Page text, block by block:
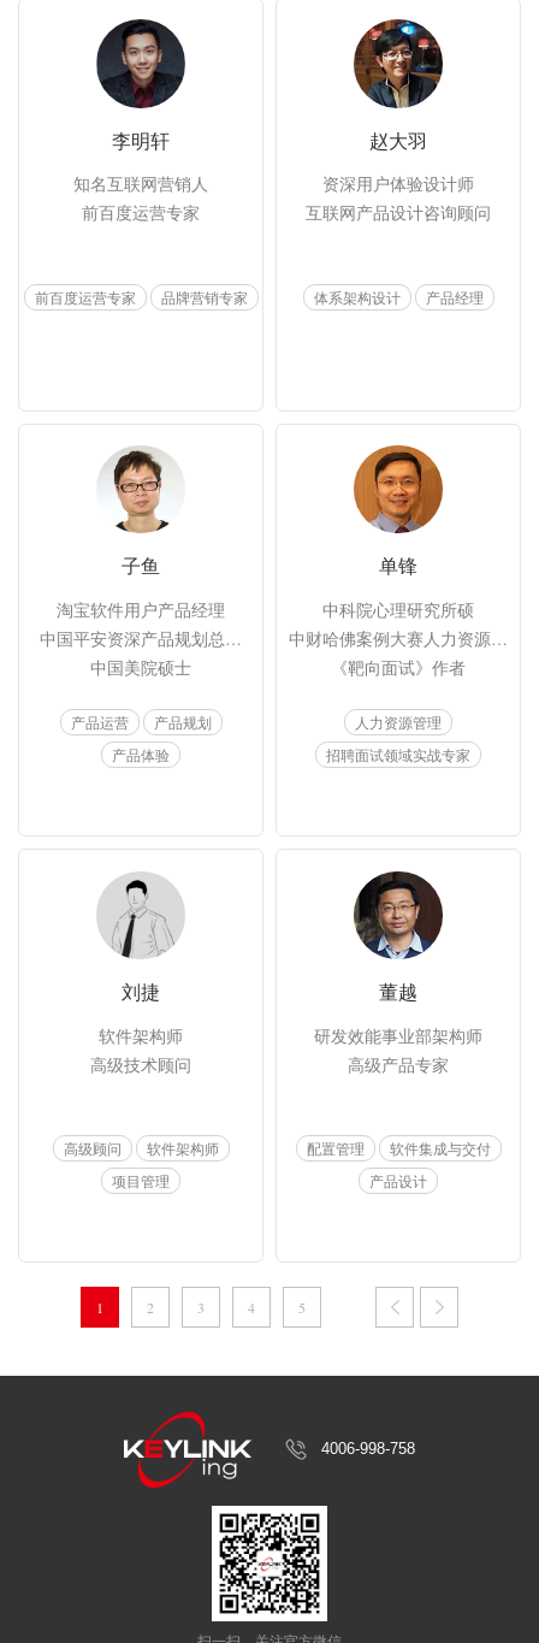
李明轩
知名互联网营销人
前百度运营专家
前百度运营专家 品牌营销专家
赵大羽
资深用户体验设计师
互联网产品设计咨询顾问
体系架构设计 产品经理
子鱼
淘宝软件用户产品经理
中国平安资深产品规划总监
中国美院硕士
产品运营
产品规划
产品体验
单锋
中科院心理研究所硕
中财哈佛案例大赛人力资源专题
《靶向面试》作者
人力资源管理
招聘面试领域实战专家
刘捷
软件架构师
高级技术顾问
高级顾问
软件架构师
项目管理
董越
研发效能事业部架构师
高级产品专家
配置管理
软件集成与交付
产品设计
1 2 3 4 5
4006-998-758